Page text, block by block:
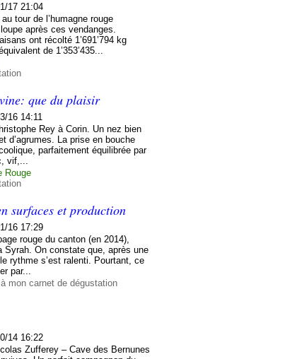
17 21:04
tour de l’humagne rouge
après ces vendanges.
ont récolté 1’691’794 kg
de 1’353’435...
que du plaisir
16 14:11
Rey à Corin. Un nez bien
d’agrumes. La prise en bouche
parfaitement équilibrée par
vif,...
Rouge
surfaces et production
16 17:29
rouge du canton (en 2014),
Syrah. On constate que, après une
rythme s’est ralenti. Pourtant, ce
par...
mon carnet de dégustation
14 16:22
Zufferey – Cave des Bernunes